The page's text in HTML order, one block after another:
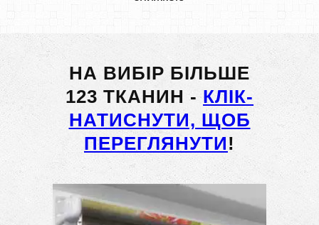
НА ВИБІР БІЛЬШЕ
123 ТКАНИН - КЛІК-
НАТИСНУТИ, ЩОБ
ПЕРЕГЛЯНУТИ!